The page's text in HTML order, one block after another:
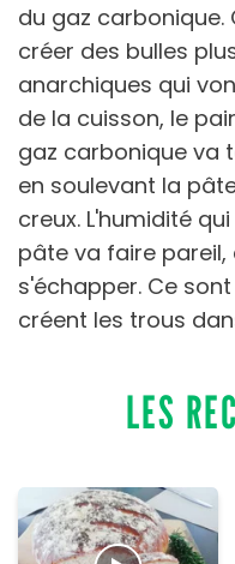
du gaz carbonique.
créer des bulles
anarchiques qui
de la cuisson, le
gaz carbonique va
en soulevant la
creux. L'humidité
pâte va faire
s'échapper. Ce
créent les trous
LES